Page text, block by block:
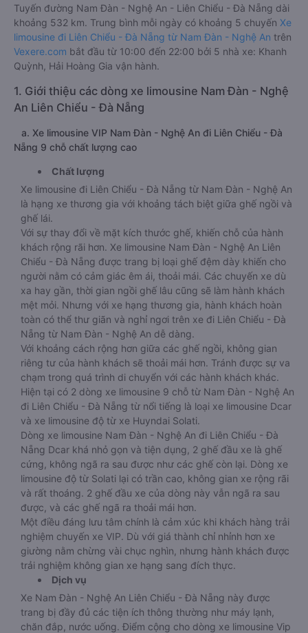
Tuyến đường Nam Đàn - Nghệ An - Liên Chiểu - Đà Nẵng dài
khoảng 532 km. Trung bình mỗi ngày có khoảng 5 chuyến Xe
limousine đi Liên Chiểu - Đà Nẵng từ Nam Đàn - Nghệ An trên
Vexere.com bắt đầu từ 10:00 đến 22:00 bởi 5 nhà xe: Khanh
Quỳnh, Hải Hoàng Gia vận hành.
1. Giới thiệu các dòng xe limousine Nam Đàn - Nghệ
An Liên Chiểu - Đà Nẵng
a. Xe limousine VIP Nam Đàn - Nghệ An đi Liên Chiểu - Đà
Nẵng 9 chỗ chất lượng cao
Chất lượng
Xe limousine đi Liên Chiểu - Đà Nẵng từ Nam Đàn - Nghệ An
là hạng xe thương gia với khoảng tách biệt giữa ghế ngồi và
ghế lái.
Với sự thay đổi về mặt kích thước ghế, khiến chỗ của hành
khách rộng rãi hơn. Xe limousine Nam Đàn - Nghệ An Liên
Chiểu - Đà Nẵng được trang bị loại ghế đệm dày khiến cho
người nằm có cảm giác êm ái, thoải mái. Các chuyến xe dù
xa hay gần, thời gian ngồi ghế lâu cũng sẽ làm hành khách
mệt mỏi. Nhưng với xe hạng thương gia, hành khách hoàn
toàn có thể thư giãn và nghỉ ngơi trên xe đi Liên Chiểu - Đà
Nẵng từ Nam Đàn - Nghệ An dễ dàng.
Với khoảng cách rộng hơn giữa các ghế ngồi, không gian
riêng tư của hành khách sẽ thoải mái hơn. Tránh được sự va
chạm trong quá trình di chuyển với các hành khách khác.
Hiện tại có 2 dòng xe limousine 9 chỗ từ Nam Đàn - Nghệ An
đi Liên Chiểu - Đà Nẵng từ nổi tiếng là loại xe limousine Dcar
và xe limousine độ từ xe Huyndai Solati.
Dòng xe limousine Nam Đàn - Nghệ An đi Liên Chiểu - Đà
Nẵng Dcar khá nhỏ gọn và tiện dụng, 2 ghế đầu xe là ghế
cứng, không ngã ra sau được như các ghế còn lại. Dòng xe
limousine độ từ Solati lại có trần cao, không gian xe rộng rãi
và rất thoáng. 2 ghế đầu xe của dòng này vẫn ngã ra sau
được, và các ghế ngã ra thoải mái hơn.
Một điều đáng lưu tâm chính là cảm xúc khi khách hàng trải
nghiệm chuyến xe VIP. Dù với giá thành chỉ nhỉnh hơn xe
giường nằm chừng vài chục nghìn, nhưng hành khách được
trải nghiệm không gian xe hạng sang đích thực.
Dịch vụ
Xe Nam Đàn - Nghệ An Liên Chiểu - Đà Nẵng này được
trang bị đầy đủ các tiện ích thông thường như máy lạnh,
chăn đắp, nước uống. Điểm cộng cho dòng xe limousine Vip